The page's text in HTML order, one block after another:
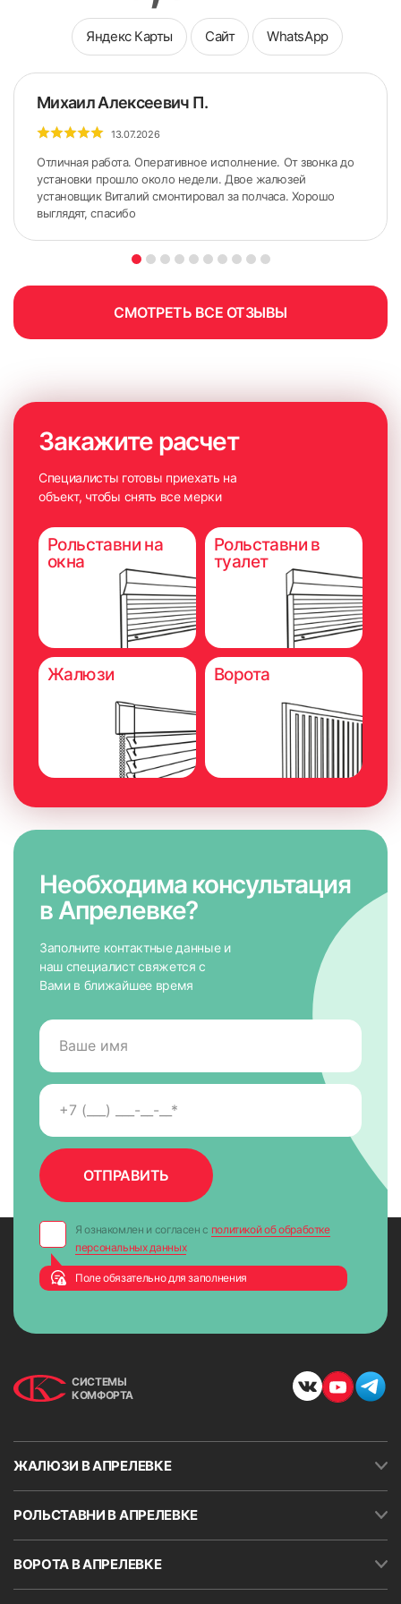
5. По сделанным ранее меткам приложить карниз.
Желательно использовать строительный уровень для
точного горизонтального расположения карниза.
6. Плотно прижать карниз на 5-10 секунд для максимально
надёжного приклеивания.
7. На направляющих снять защитную пленку для скотча,
приложить к окну и крепко прижать по всей высоте на 5-
10 сек. для максимально надежного крепления.
8. Опустить ткань до нижнего уровня и закрепить
Яндекс Карты Сайт WhatsApp
Михаил Алексеевич П.
13.07.2026
Отличная работа. Оперативное исполнение. От звонка до
установки прошло около недели. Двое жалюзей
установщик Виталий смонтировал за полчаса. Хорошо
выглядят, спасибо
СМОТРЕТЬ ВСЕ ОТЗЫВЫ
Закажите расчет
Специалисты готовы приехать на
объект, чтобы снять все мерки
Рольставни на
окна
Рольставни в
туалет
Жалюзи Ворота
Необходима консультация
в Апрелевке?
Заполните контактные данные и
наш специалист свяжется с
Вами в ближайшее время
Я ознакомлен и согласен с политикой об обработке
персональных данных
Поле обязательно для заполнения
СИСТЕМЫ
КОМФОРТА
ЖАЛЮЗИ В АПРЕЛЕВКЕ
РОЛЬСТАВНИ В АПРЕЛЕВКЕ
ВОРОТА В АПРЕЛЕВКЕ